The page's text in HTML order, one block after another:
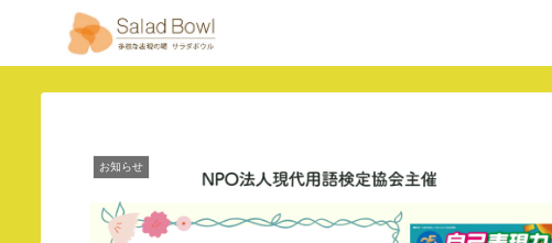
お知らせ